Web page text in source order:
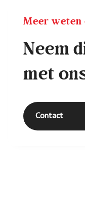
Meer
Neem
met
Contact